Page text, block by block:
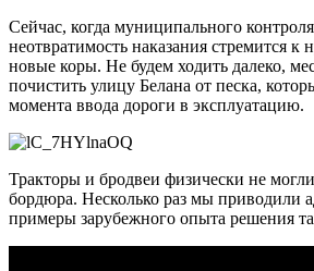
Сейчас, когда муниципального
неотвратимость наказания стремится к
новые коры. Не будем ходить далеко,
почистить улицу Белана от песка,
момента ввода дороги в эксплуатацию.
Тракторы и бродвеи физически не
бордюра. Несколько раз мы приводили
примеры зарубежного опыта решения